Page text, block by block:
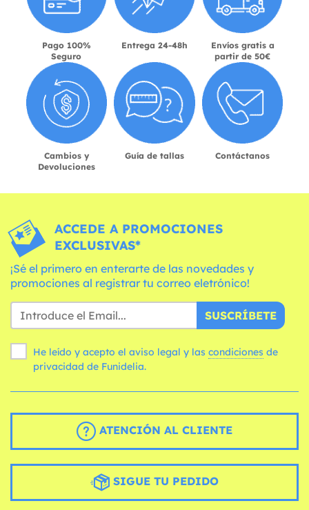
Pago 100%
Seguro
Entrega 24-48h
Envíos gratis a
partir de 50€
Cambios y
Devoluciones
Guía de tallas Contáctanos
ACCEDE A PROMOCIONES
EXCLUSIVAS*
¡Sé el primero en enterarte de las novedades y
promociones al registrar tu correo eletrónico!
SUSCRÍBETE
He leído y acepto el aviso legal y las condiciones
privacidad de Funidelia.
ATENCIÓN AL CLIENTE
SIGUE TU PEDIDO